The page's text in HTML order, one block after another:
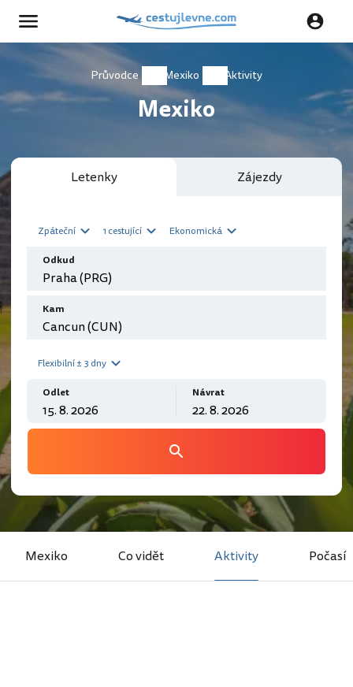
Průvodce Mexiko Aktivity
Mexiko
Letenky Zájezdy
Zpáteční 1 cestující Ekonomická
Odkud
Kam
Flexibilní ± 3 dny
Odlet Návrat
Mexiko Co vidět Aktivity Počasí